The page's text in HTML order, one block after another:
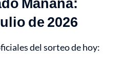
de 2026
del sorteo de hoy: